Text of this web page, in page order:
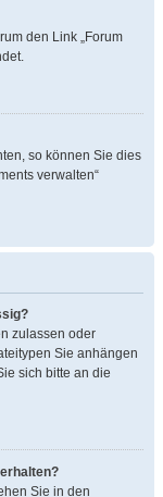
den Link „Forum
so können Sie dies
verwalten“
zulassen oder
Sie anhängen
sich bitte an die
Sie in den